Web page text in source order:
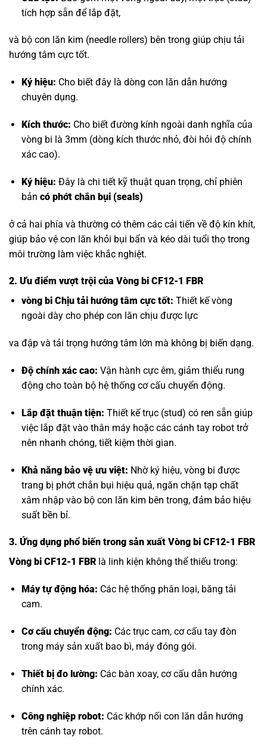
tích hợp sẵn để lắp đặt,
và bộ con lăn kim (needle rollers) bên trong giúp chịu tải
hướng tâm cực tốt.
Ký hiệu: Cho biết đây là dòng con lăn dẫn hướng
chuyên dụng.
Kích thước: Cho biết đường kính ngoài danh nghĩa của
vòng bi là 3mm (dòng kích thước nhỏ, đòi hỏi độ chính
xác cao).
Ký hiệu: Đây là chi tiết kỹ thuật quan trọng, chỉ phiên
bản có phớt chắn bụi (seals)
ở cả hai phía và thường có thêm các cải tiến về độ kín khít,
giúp bảo vệ con lăn khỏi bụi bẩn và kéo dài tuổi thọ trong
môi trường làm việc khắc nghiệt.
2. Ưu điểm vượt trội của Vòng bi CF12-1 FBR
vòng bi Chịu tải hướng tâm cực tốt: Thiết kế vòng
ngoài dày cho phép con lăn chịu được lực
va đập và tải trọng hướng tâm lớn mà không bị biến dạng.
Độ chính xác cao: Vận hành cực êm, giảm thiểu rung
động cho toàn bộ hệ thống cơ cấu chuyển động.
Lắp đặt thuận tiện: Thiết kế trục (stud) có ren sẵn giúp
việc lắp đặt vào thân máy hoặc các cánh tay robot trở
nên nhanh chóng, tiết kiệm thời gian.
Khả năng bảo vệ ưu việt: Nhờ ký hiệu, vòng bi được
trang bị phớt chắn bụi hiệu quả, ngăn chặn tạp chất
xâm nhập vào bộ con lăn kim bên trong, đảm bảo hiệu
suất bền bỉ.
3. Ứng dụng phổ biến trong sản xuất Vòng bi CF12-1 FBR
Vòng bi CF12-1 FBR là linh kiện không thể thiếu trong:
Máy tự động hóa: Các hệ thống phân loại, băng tải
cam.
Cơ cấu chuyển động: Các trục cam, cơ cấu tay đòn
trong máy sản xuất bao bì, máy đóng gói.
Thiết bị đo lường: Các bàn xoay, cơ cấu dẫn hướng
chính xác.
Công nghiệp robot: Các khớp nối con lăn dẫn hướng
trên cánh tay robot.